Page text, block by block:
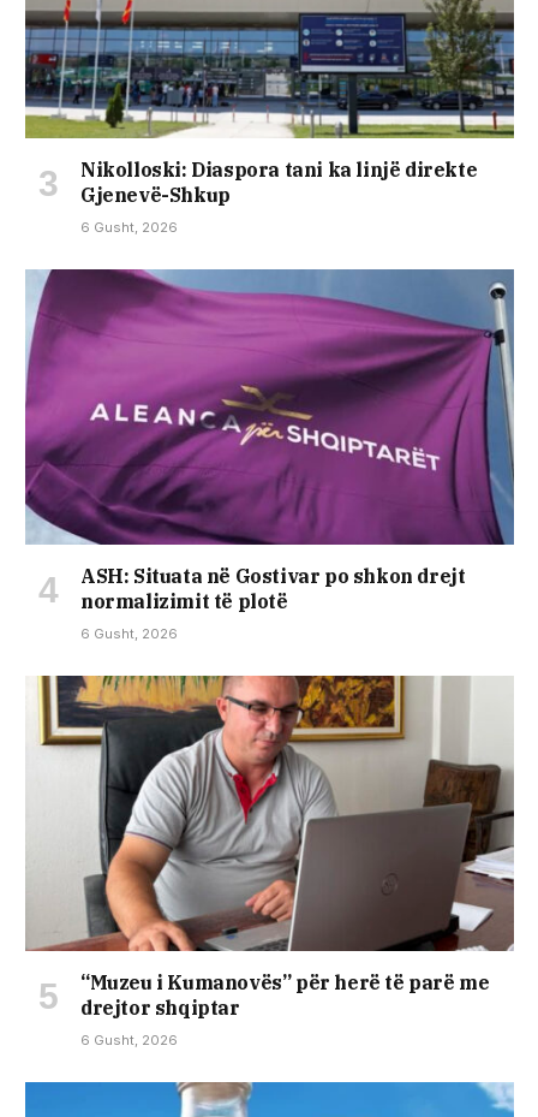
Nikolloski: Diaspora tani ka linjë direkte
Gjenevë-Shkup
6 Gusht, 2026
ASH: Situata në Gostivar po shkon drejt
normalizimit të plotë
6 Gusht, 2026
“Muzeu i Kumanovës” për herë të parë me
drejtor shqiptar
6 Gusht, 2026